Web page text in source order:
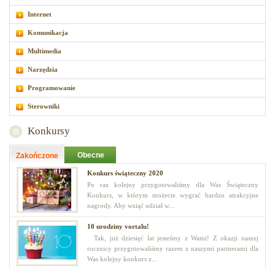
Internet
Komunikacja
Multimedia
Narzędzia
Programowanie
Sterowniki
Konkursy
Zakończone Obecne
Konkurs świąteczny 2020
Po raz kolejny przygotowaliśmy dla Was Świąteczny
Konkurs, w którym możecie wygrać bardzo atrakcyjne
nagrody. Aby wziąć udział w...
10 urodziny vortalu!
Tak, już dziesięć lat jesteśmy z Wami! Z okazji naszej
rocznicy przygotowaliśmy razem z naszymi partnerami dla
Was kolejny konkurs z...